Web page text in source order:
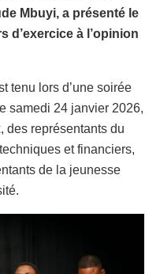
Mbuyi, a présenté le
d’exercice à l’opinion
tenu lors d’une soirée
samedi 24 janvier 2026,
des représentants du
et financiers,
de la jeunesse